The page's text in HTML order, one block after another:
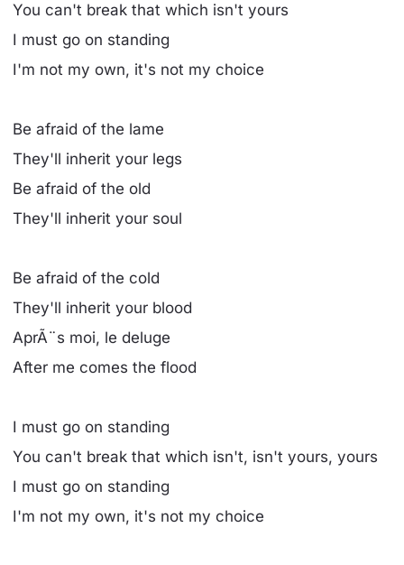
You can't break that which isn't yours
I must go on standing
I'm not my own, it's not my choice
Be afraid of the lame
They'll inherit your legs
Be afraid of the old
They'll inherit your soul
Be afraid of the cold
They'll inherit your blood
AprÃ¨s moi, le deluge
After me comes the flood
I must go on standing
You can't break that which isn't, isn't yours, yours
I must go on standing
I'm not my own, it's not my choice